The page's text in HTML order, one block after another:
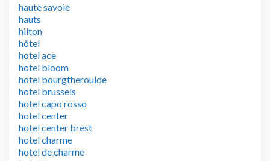
haute savoie
hauts
hilton
hôtel
hotel ace
hotel bloom
hotel bourgtheroulde
hotel brussels
hotel capo rosso
hotel center
hotel center brest
hotel charme
hotel de charme